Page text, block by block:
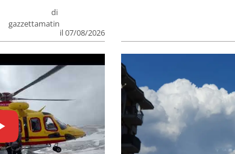
di
gazzettamatin
il 07/08/2026